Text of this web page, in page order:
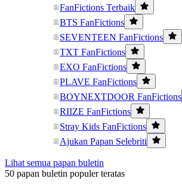
FanFictions Terbaik
BTS FanFictions
SEVENTEEN FanFictions
TXT FanFictions
EXO FanFictions
PLAVE FanFictions
BOYNEXTDOOR FanFictions
RIIZE FanFictions
Stray Kids FanFictions
Ajukan Papan Selebriti
Lihat semua papan buletin
50 papan buletin populer teratas